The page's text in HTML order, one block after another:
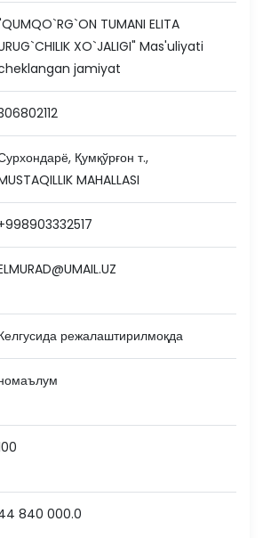
TUMANI ELITA
XO`JALIGI" Mas'uliyati
jamiyat
Қумқўрғон т.,
MAHALLASI
режалаштирилмоқда
840 000.0